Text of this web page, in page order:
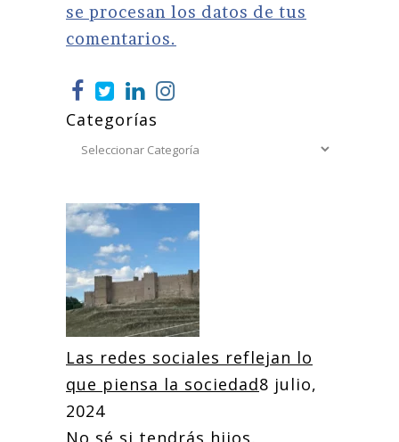
se procesan los datos de tus
comentarios.
Categorías
Las redes sociales reflejan lo
que piensa la sociedad8 julio,
2024
No sé si tendrás hijos,